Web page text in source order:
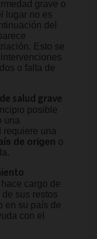
grave o
lugar no es
del
Esto se
o falta de
salud grave
posible
una
requiere una
de origen o
cargo de
sus restos
en su país de
con el